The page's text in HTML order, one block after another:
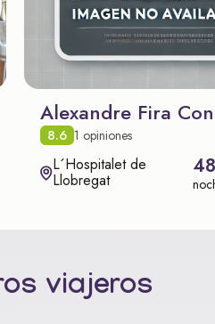
Alexandre Fira
8.6 1 opiniones
L´Hospitalet de
Llobregat
viajeros